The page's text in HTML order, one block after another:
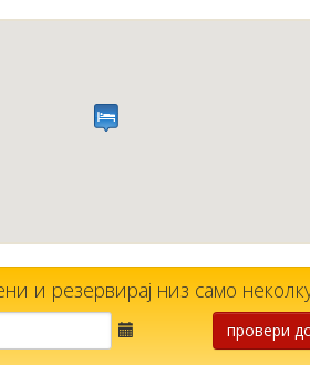
и резервирај низ само
Е-
пошта
провери